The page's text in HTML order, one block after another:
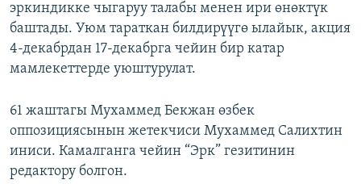
эркиндикке чыгаруу талабы менен ири өнөктүк
баштады. Уюм тараткан билдирүүгө ылайык, акция
4-декабрдан 17-декабрга чейин бир катар
мамлекеттерде уюштурулат.
61 жаштагы Мухаммед Бекжан өзбек
оппозициясынын жетекчиси Мухаммед Салихтин
иниси. Камалганга чейин “Эрк” гезитинин
редактору болгон.